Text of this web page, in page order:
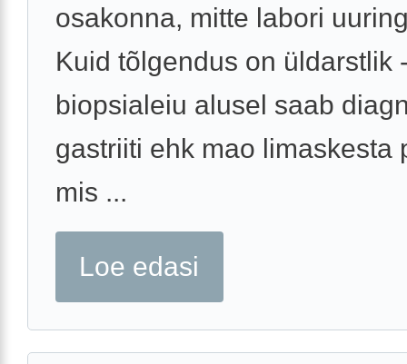
osakonna, mitte labori
Kuid tõlgendus on üldarstlik
biopsialeiu alusel saab
gastriiti ehk mao limaskesta
mis ...
Loe edasi